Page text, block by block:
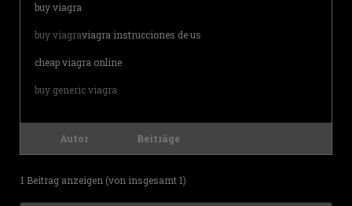
buy viagra
buy viagraviagra instrucciones de us
cheap viagra online
buy generic viagra
Autor Beiträge
1 Beitrag anzeigen (von insgesamt 1)